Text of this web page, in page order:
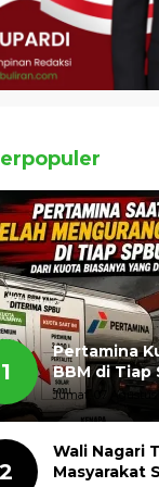
1
Pertamina
BBM di Tiap
Masyarakat
Apa
Jumat, 07 Agustus
Wali Nagari
Masyarakat